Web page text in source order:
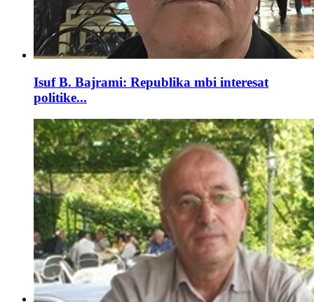
Isuf B. Bajrami: Republika mbi interesat
politike...